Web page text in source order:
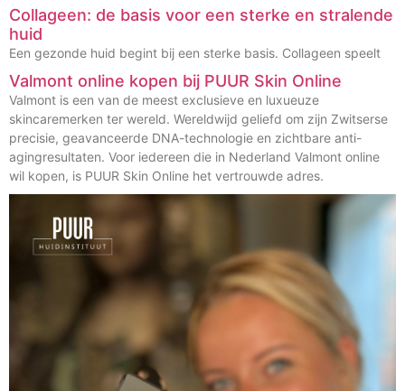
Collageen: de basis voor een sterke en stralende
huid
Een gezonde huid begint bij een sterke basis. Collageen speelt
Valmont online kopen bij PUUR Skin Online
Valmont is een van de meest exclusieve en luxueuze
skincaremerken ter wereld. Wereldwijd geliefd om zijn Zwitserse
precisie, geavanceerde DNA-technologie en zichtbare anti-
agingresultaten. Voor iedereen die in Nederland Valmont online
wil kopen, is PUUR Skin Online het vertrouwde adres.